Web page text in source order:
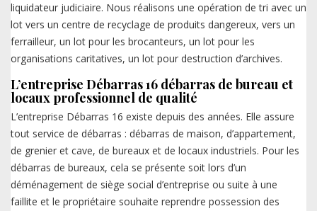
liquidateur judiciaire. Nous réalisons une opération de tri avec un
lot vers un centre de recyclage de produits dangereux, vers un
ferrailleur, un lot pour les brocanteurs, un lot pour les
organisations caritatives, un lot pour destruction d’archives.
L’entreprise Débarras 16 débarras de bureau et
locaux professionnel de qualité
L’entreprise Débarras 16 existe depuis des années. Elle assure
tout service de débarras : débarras de maison, d’appartement,
de grenier et cave, de bureaux et de locaux industriels. Pour les
débarras de bureaux, cela se présente soit lors d’un
déménagement de siège social d’entreprise ou suite à une
faillite et le propriétaire souhaite reprendre possession des